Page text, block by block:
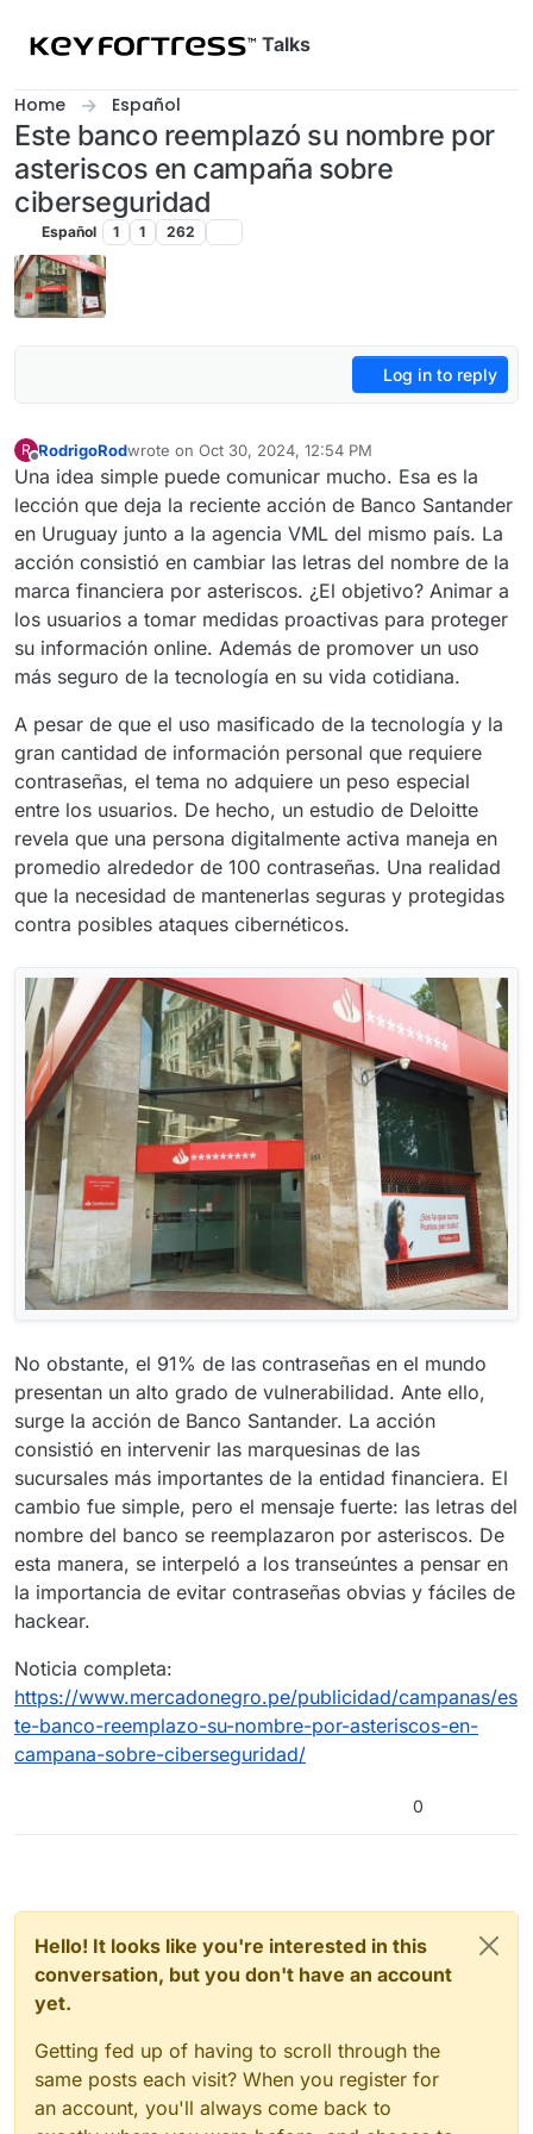
Talks
Home Español
Este banco reemplazó su nombre por
asteriscos en campaña sobre
ciberseguridad
Español 1 1 262
Log in to reply
R
Offline
RodrigoRodwrote on Oct 30, 2024, 12:54 PM
last edited by
Una idea simple puede comunicar mucho. Esa es la
lección que deja la reciente acción de Banco Santander
en Uruguay junto a la agencia VML del mismo país. La
acción consistió en cambiar las letras del nombre de la
marca financiera por asteriscos. ¿El objetivo? Animar a
los usuarios a tomar medidas proactivas para proteger
su información online. Además de promover un uso
más seguro de la tecnología en su vida cotidiana.
A pesar de que el uso masificado de la tecnología y la
gran cantidad de información personal que requiere
contraseñas, el tema no adquiere un peso especial
entre los usuarios. De hecho, un estudio de Deloitte
revela que una persona digitalmente activa maneja en
promedio alrededor de 100 contraseñas. Una realidad
que la necesidad de mantenerlas seguras y protegidas
contra posibles ataques cibernéticos.
No obstante, el 91% de las contraseñas en el mundo
presentan un alto grado de vulnerabilidad. Ante ello,
surge la acción de Banco Santander. La acción
consistió en intervenir las marquesinas de las
sucursales más importantes de la entidad financiera. El
cambio fue simple, pero el mensaje fuerte: las letras del
nombre del banco se reemplazaron por asteriscos. De
esta manera, se interpeló a los transeúntes a pensar en
la importancia de evitar contraseñas obvias y fáciles de
hackear.
Noticia completa:
https://www.mercadonegro.pe/publicidad/campanas/es
te-banco-reemplazo-su-nombre-por-asteriscos-en-
campana-sobre-ciberseguridad/
0
Hello! It looks like you're interested in this
conversation, but you don't have an account
yet.
Getting fed up of having to scroll through the
same posts each visit? When you register for
an account, you'll always come back to